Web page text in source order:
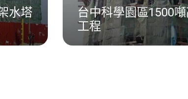
水塔
台中科學園區1500
工程